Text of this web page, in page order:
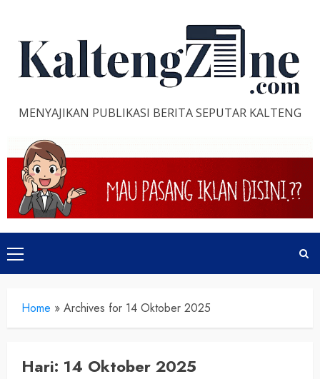
content
MENYAJIKAN PUBLIKASI BERITA SEPUTAR KALTENG
Primary
Menu
Home » Archives for 14 Oktober 2025
Hari: 14 Oktober 2025